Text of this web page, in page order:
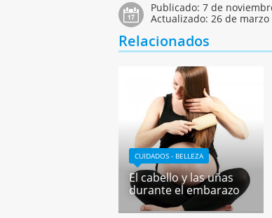
Publicado:7 de
Actualizado:26 de marzo
Relacionados
CUIDADOS - BELLEZA
El cabello y las uñas
durante el embarazo